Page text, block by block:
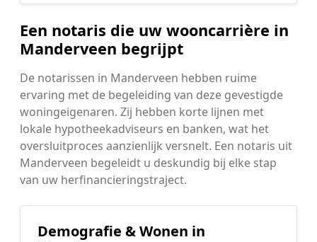
Een notaris die uw wooncarrière in
Manderveen begrijpt
De notarissen in Manderveen hebben ruime
ervaring met de begeleiding van deze gevestigde
woningeigenaren. Zij hebben korte lijnen met
lokale hypotheekadviseurs en banken, wat het
oversluitproces aanzienlijk versnelt. Een notaris uit
Manderveen begeleidt u deskundig bij elke stap
van uw herfinancieringstraject.
Demografie & Wonen in